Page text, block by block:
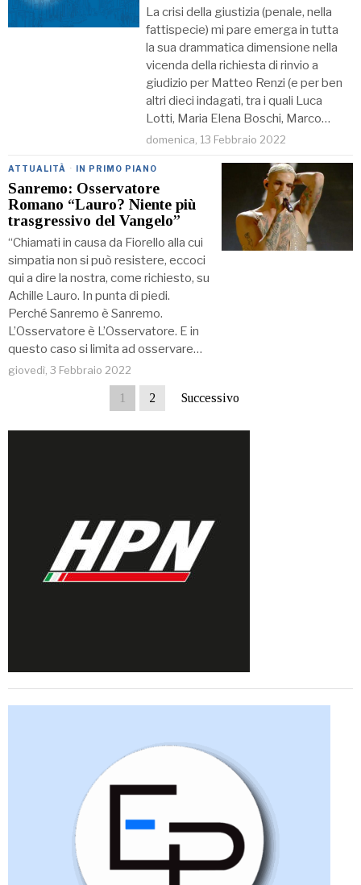
La crisi della giustizia (penale, nella
fattispecie) mi pare emerga in tutta
la sua drammatica dimensione nella
vicenda della richiesta di rinvio a
giudizio per Matteo Renzi (e per ben
altri dieci indagati, tra i quali Luca
Lotti, Maria Elena Boschi, Marco…
domenica, 13 Febbraio 2022
ATTUALITÀ · IN PRIMO PIANO
Sanremo: Osservatore
Romano “Lauro? Niente più
trasgressivo del Vangelo”
“Chiamati in causa da Fiorello alla cui
simpatia non si può resistere, eccoci
qui a dire la nostra, come richiesto, su
Achille Lauro. In punta di piedi.
Perché Sanremo è Sanremo.
L’Osservatore è L’Osservatore. E in
questo caso si limita ad osservare…
giovedì, 3 Febbraio 2022
1 2 Successivo